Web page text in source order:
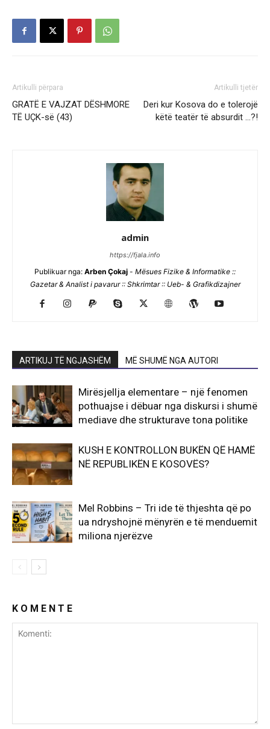
Artikulli përpara
GRATË E VAJZAT DËSHMORE
TË UÇK-së (43)
Artikulli tjetër
Deri kur Kosova do e tolerojë
këtë teatër të absurdit …?!
admin
https://fjala.info
Publikuar nga: Arben Çokaj - Mësues Fizike & Informatike ::
Gazetar & Analist i pavarur :: Shkrimtar :: Ueb- & Grafikdizajner
ARTIKUJ TË NGJASHËM MË SHUMË NGA AUTORI
Mirësjellja elementare – një fenomen
pothuajse i dëbuar nga diskursi i shumë
mediave dhe strukturave tona politike
KUSH E KONTROLLON BUKËN QË HAMË
NË REPUBLIKËN E KOSOVËS?
Mel Robbins – Tri ide të thjeshta që po
ua ndryshojnë mënyrën e të menduemit
miliona njerëzve
K O M E N T E